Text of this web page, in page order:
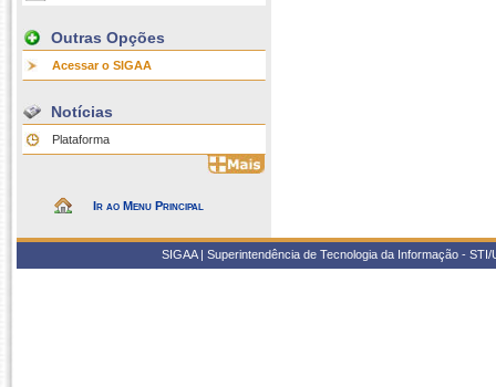
Outras Opções
Acessar o SIGAA
Notícias
Plataforma
Ir ao Menu Principal
SIGAA | Superintendência de Tecnologia da Informação -